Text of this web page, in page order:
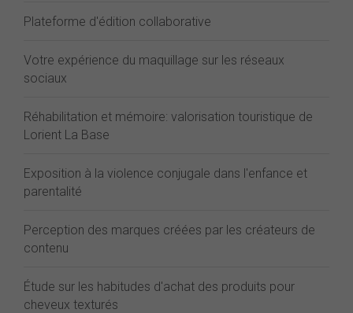
Plateforme d'édition collaborative
Votre expérience du maquillage sur les réseaux
sociaux
Réhabilitation et mémoire: valorisation touristique de
Lorient La Base
Exposition à la violence conjugale dans l'enfance et
parentalité
Perception des marques créées par les créateurs de
contenu
Étude sur les habitudes d'achat des produits pour
cheveux texturés